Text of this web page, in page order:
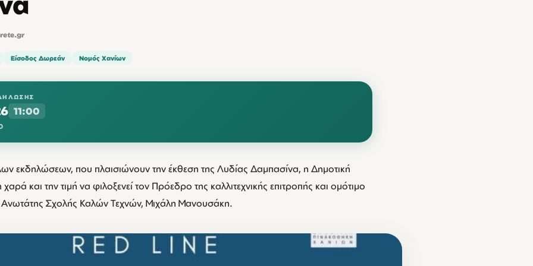
Είσοδος Δωρεάν Νομός Χανίων
11:00
εκδηλώσεων, που πλαισιώνουν την έκθεση της Λυδίας Δαμπασίνα, η Δημοτική
και την τιμή να φιλοξενεί τον Πρόεδρο της καλλιτεχνικής επιτροπής και ομότιμο
Σχολής Καλών Τεχνών, Μιχάλη Μανουσάκη.